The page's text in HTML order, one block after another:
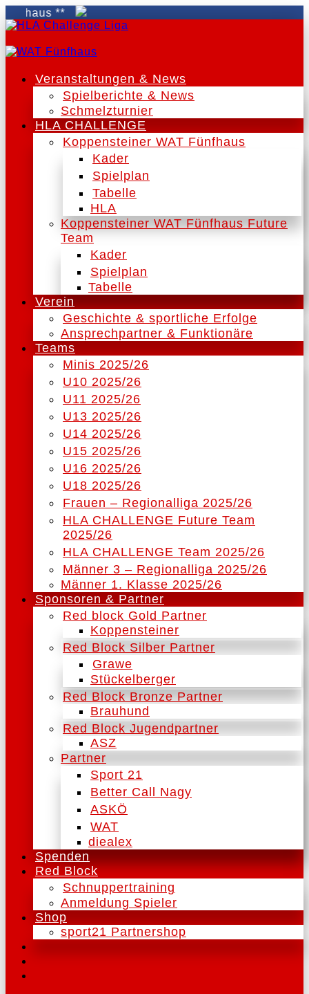
**
Veranstaltungen & News
Spielberichte & News
Schmelzturnier
HLA CHALLENGE
Koppensteiner WAT Fünfhaus
Kader
Spielplan
Tabelle
HLA
Koppensteiner WAT Fünfhaus Future
Team
Kader
Spielplan
Tabelle
Verein
Geschichte & sportliche Erfolge
Ansprechpartner & Funktionäre
Teams
Minis 2025/26
U10 2025/26
U11 2025/26
U13 2025/26
U14 2025/26
U15 2025/26
U16 2025/26
U18 2025/26
Frauen – Regionalliga 2025/26
HLA CHALLENGE Future Team
2025/26
HLA CHALLENGE Team 2025/26
Männer 3 – Regionalliga 2025/26
Männer 1. Klasse 2025/26
Sponsoren & Partner
Red block Gold Partner
Koppensteiner
Red Block Silber Partner
Grawe
Stückelberger
Red Block Bronze Partner
Brauhund
Red Block Jugendpartner
ASZ
Partner
Sport 21
Better Call Nagy
ASKÖ
WAT
diealex
Spenden
Red Block
Schnuppertraining
Anmeldung Spieler
Shop
sport21 Partnershop